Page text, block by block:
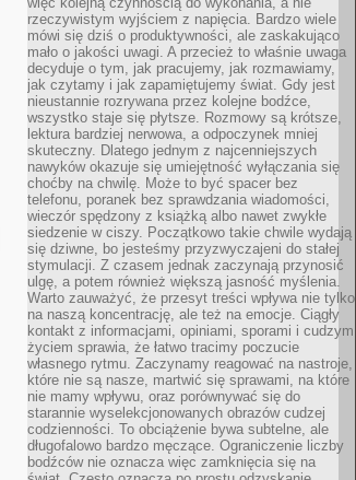
rzeczywistym wyjściem z napięcia. Bardzo wiele
mówi się dziś o produktywności, ale zaskakująco
mało o jakości uwagi. A przecież to właśnie uwaga
decyduje o tym, jak pracujemy, jak rozmawiamy,
jak czytamy i jak zapamiętujemy świat. Gdy jest
nieustannie rozrywana przez kolejne bodźce,
wszystko staje się płytsze. Rozmowy są krótsze,
lektura bardziej nerwowa, a odpoczynek mniej
skuteczny. Dlatego jednym z najcenniejszych
nawyków okazuje się umiejętność wyłączania się
choćby na chwilę. Może to być spacer bez
telefonu, poranek bez sprawdzania wiadomości,
wieczór spędzony z książką albo nawet zwykłe
siedzenie w ciszy. Początkowo takie chwile wydają
się dziwne, bo jesteśmy przyzwyczajeni do stałej
stymulacji. Z czasem jednak zaczynają przynosić
ulgę, a potem również większą jasność myślenia.
Warto zauważyć, że przesyt treści wpływa nie tylko
na naszą koncentrację, ale też na emocje. Ciągły
kontakt z informacjami, opiniami, sporami i cudzym
życiem sprawia, że łatwo tracimy poczucie
własnego rytmu. Zaczynamy reagować na nastroje,
które nie są nasze, martwić się sprawami, na które
nie mamy wpływu, oraz porównywać się do
starannie wyselekcjonowanych obrazów cudzej
codzienności. To obciążenie bywa subtelne, ale
długofalowo bardzo męczące. Ograniczenie liczby
bodźców nie oznacza więc zamknięcia się na